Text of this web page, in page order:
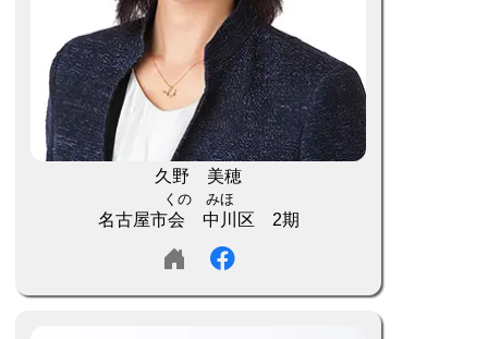
久野 美穂
くの みほ
名古屋市会 中川区 2期